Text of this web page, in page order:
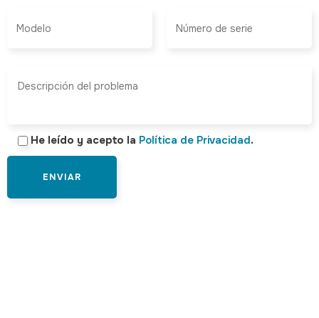
He leído y acepto la Política de Privacidad.